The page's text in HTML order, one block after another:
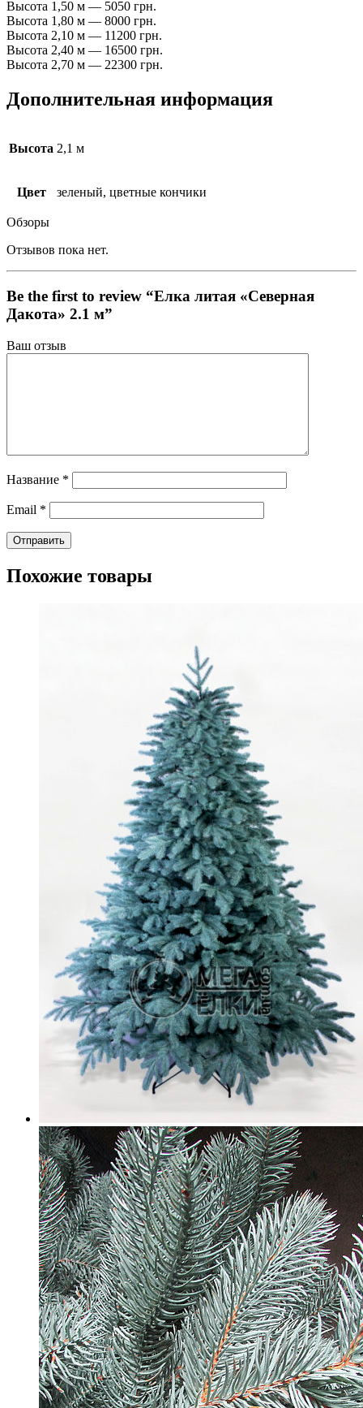
Высота 1,50 м — 5050 грн.
Высота 1,80 м — 8000 грн.
Высота 2,10 м — 11200 грн.
Высота 2,40 м — 16500 грн.
Высота 2,70 м — 22300 грн.
Дополнительная информация
Высота 2,1 м
Цвет зеленый, цветные кончики
Обзоры
Отзывов пока нет.
Be the first to review “Елка литая «Северная
Дакота» 2.1 м”
Ваш отзыв
Название *
Email *
Похожие товары